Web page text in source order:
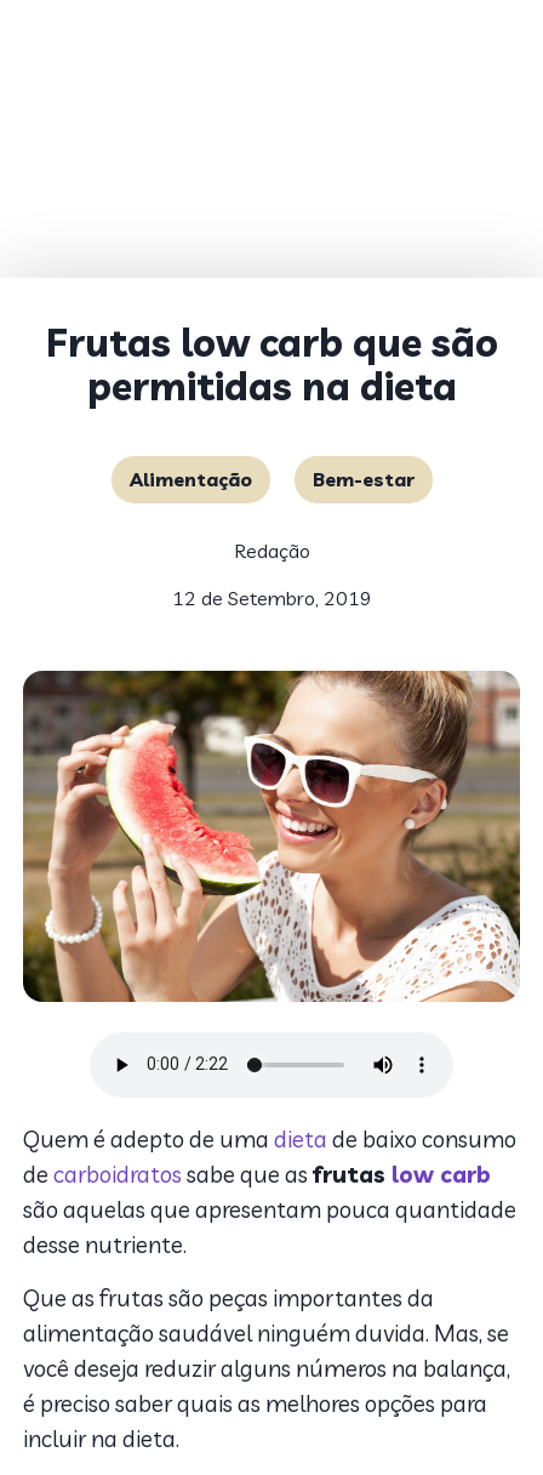
Frutas low carb que são
permitidas na dieta
Alimentação Bem-estar
Redação
12 de Setembro, 2019
Quem é adepto de umadieta de baixo consumo
decarboidratos sabe que asfrutas low carb
são aquelas que apresentam pouca quantidade
desse nutriente.
Que as frutas são peças importantes da
alimentação saudável ninguém duvida. Mas, se
você deseja reduzir alguns números na balança,
é preciso saber quais as melhores opções para
incluir na dieta.